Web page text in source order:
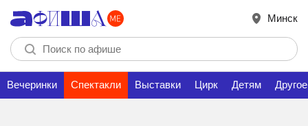
Минск
Вечеринки Спектакли Выставки Цирк Детям Другое